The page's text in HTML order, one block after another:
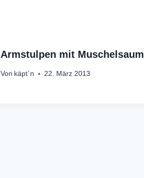
Armstulpen mit Muschelsaum
Von käpt`n 22. März 2013